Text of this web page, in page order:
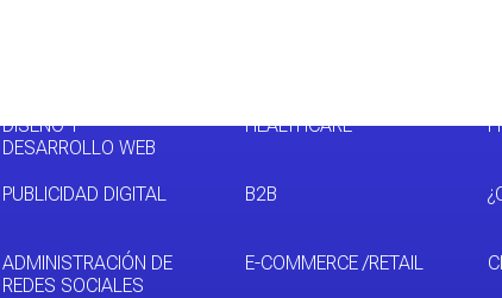
DISEÑO Y
DESARROLLO WEB
PUBLICIDAD DIGITAL
ADMINISTRACIÓN DE
REDES SOCIALES
HEALTHCARE
B2B
E-COMMERCE /RETAIL